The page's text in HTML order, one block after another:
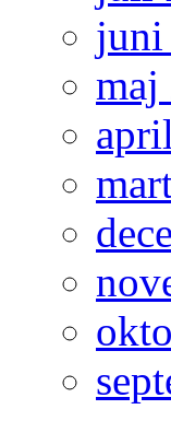
juni
maj